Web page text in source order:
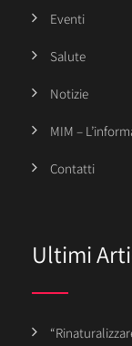
Eventi
Salute
Notizie
MIM –
Contatti
Ultimi